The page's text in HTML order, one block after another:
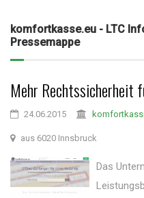
komfortkasse.eu - LTC
Pressemappe
Mehr Rechtssicherheit
24.06.2015
aus 6020 Innsbruck
Das